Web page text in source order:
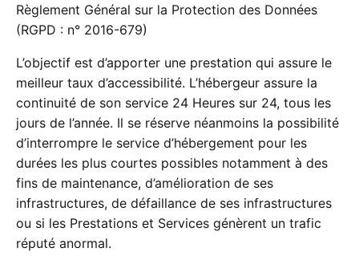
Règlement Général sur la Protection des Données
(RGPD : n° 2016-679)
L’objectif est d’apporter une prestation qui assure le
meilleur taux d’accessibilité. L’hébergeur assure la
continuité de son service 24 Heures sur 24, tous les
jours de l’année. Il se réserve néanmoins la possibilité
d’interrompre le service d’hébergement pour les
durées les plus courtes possibles notamment à des
fins de maintenance, d’amélioration de ses
infrastructures, de défaillance de ses infrastructures
ou si les Prestations et Services génèrent un trafic
réputé anormal.